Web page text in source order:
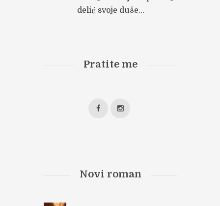
delić svoje duše...
Pratite me
Novi roman